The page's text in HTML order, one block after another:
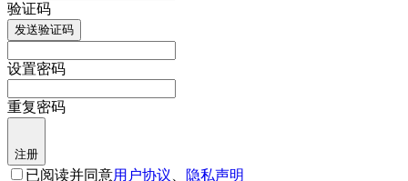
验证码
发送验证码
设置密码
重复密码
注册
已阅读并同意用户协议 隐私声明